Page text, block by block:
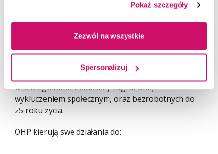
Pokaż szczegóły
Zezwól na wszystkie
Spersonalizuj
właściwego ds. pracy. OHP są instytucją rynku pracy
realizującą zadania określone w ustawie
o instytucjach rynku pracy i promocji zatrudnienia,
w szczególności młodzieży zagrożonej
wykluczeniem społecznym, oraz bezrobotnych do
25 roku życia.
OHP kierują swe działania do: